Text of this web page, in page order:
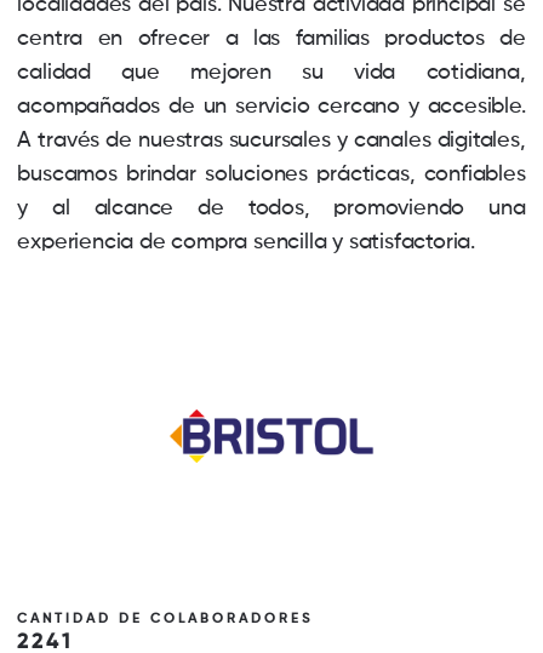
centra en ofrecer a las familias productos de
calidad que mejoren su vida cotidiana,
acompañados de un servicio cercano y accesible.
A través de nuestras sucursales y canales digitales,
buscamos brindar soluciones prácticas, confiables
y al alcance de todos, promoviendo una
experiencia de compra sencilla y satisfactoria.
CANTIDAD DE COLABORADORES
2241